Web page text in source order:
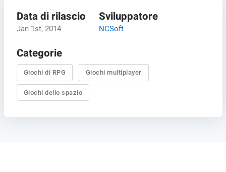
Data di rilascio
Jan 1st, 2014
Sviluppatore
NCSoft
Categorie
Giochi di RPG Giochi multiplayer
Giochi dello spazio